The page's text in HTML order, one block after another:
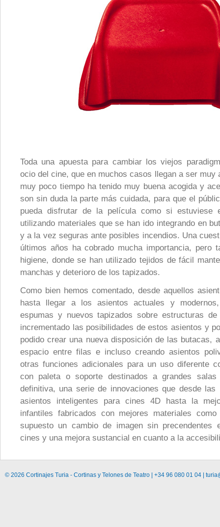
Toda una apuesta para cambiar los viejos
ocio del cine, que en muchos casos llegan a ser muy
muy poco tiempo ha tenido muy buena acogida y
son sin duda la parte más cuidada, para que el
pueda disfrutar de la película como si estuviese
utilizando materiales que se han ido integrando en
y a la vez seguras ante posibles incendios. Una
últimos años ha cobrado mucha importancia, pero
higiene, donde se han utilizado tejidos de fácil
manchas y deterioro de los tapizados.
Como bien hemos comentado, desde aquellos
hasta llegar a los asientos actuales y
espumas y nuevos tapizados sobre estructuras
incrementado las posibilidades de estos asientos y
podido crear una nueva disposición de las butacas,
espacio entre filas e incluso creando asientos
otras funciones adicionales para un uso diferente
con paleta o soporte destinados a grandes
definitiva, una serie de innovaciones que desde las
asientos inteligentes para cines 4D hasta la
infantiles fabricados con mejores materiales
supuesto un cambio de imagen sin precendentes
cines y una mejora sustancial en cuanto a la
© 2026 Cortinajes Turia - Cortinas y Telones de Teatro | +34 96 080 01 04 |